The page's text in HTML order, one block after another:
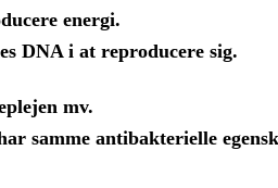
energi.
DNA i at reproducere sig.
mv.
samme antibakterielle